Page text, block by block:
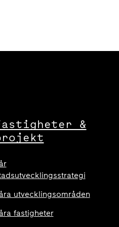
&
utvecklingsområden
fastigheter